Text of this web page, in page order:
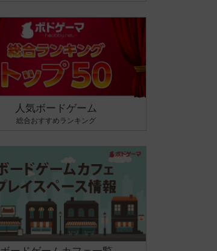
人気ボードゲーム
総合おすすめランキング